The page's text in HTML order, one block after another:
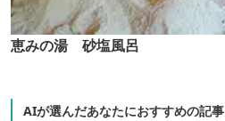
恵みの湯 砂塩風呂
AIが選んだあなたにおすすめの記事